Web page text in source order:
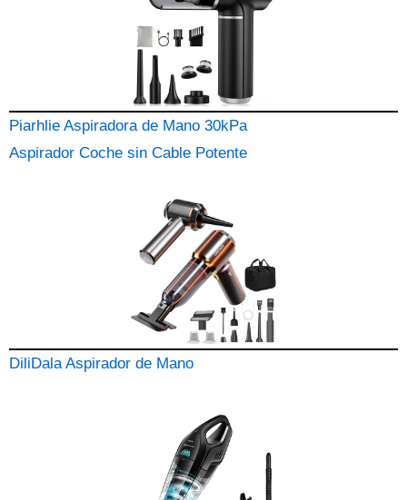
Piarhlie Aspiradora de Mano 30kPa
Aspirador Coche sin Cable Potente
DiliDala Aspirador de Mano